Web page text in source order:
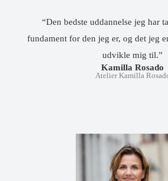
“Den bedste uddannelse jeg har
fundament for den jeg er, og det jeg
udvikle mig til.”
Kamilla Rosado
Atelier Kamilla